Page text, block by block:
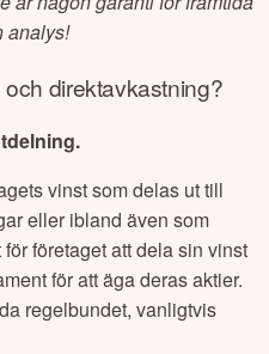
analys!
och direktavkastning?
vinst som delas ut till
eller ibland även som
företaget att dela sin vinst
för att äga deras aktier.
regelbundet, vanligtvis